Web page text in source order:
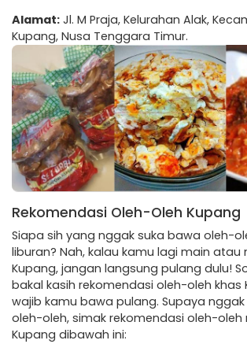
Alamat: Jl. M Praja, Kelurahan Alak,
Kupang, Nusa Tenggara Timur.
Rekomendasi Oleh-Oleh Kupang
Siapa sih yang nggak suka bawa oleh-
liburan? Nah, kalau kamu lagi main atau
Kupang, jangan langsung pulang dulu!
bakal kasih rekomendasi oleh-oleh khas
wajib kamu bawa pulang. Supaya
oleh-oleh, simak rekomendasi oleh-oleh
Kupang dibawah ini: